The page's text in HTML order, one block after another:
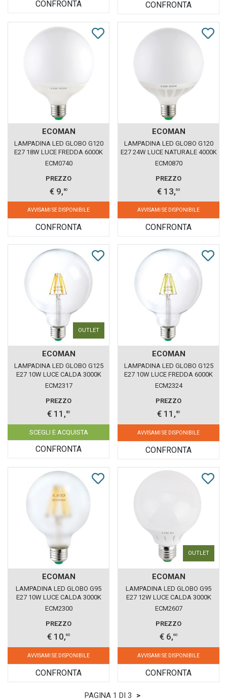
CONFRONTA CONFRONTA
ECOMAN
LAMPADINA LED GLOBO G120
E27 18W LUCE FREDDA 6000K
ECOMAN VETRO GHIACCIO
ECM0740
PREZZO
€ 9, 80
AVVISAMI SE DISPONIBILE
CONFRONTA
ECOMAN
LAMPADINA LED GLOBO G120
E27 24W LUCE NATURALE 4000K
ECOMAN VETRO GHIACCIO
ECM0870
PREZZO
€ 13,60
AVVISAMI SE DISPONIBILE
CONFRONTA
OUTLET
ECOMAN
LAMPADINA LED GLOBO G125
E27 10W LUCE CALDA 3000K
ECOMAN VETRO TRASPARENTE
ECM2317
PREZZO
€ 11, 80
SCEGLI E ACQUISTA
CONFRONTA
ECOMAN
LAMPADINA LED GLOBO G125
E27 10W LUCE FREDDA 6000K
ECOMAN VETRO TRASPARENTE
ECM2324
PREZZO
€ 11, 80
AVVISAMI SE DISPONIBILE
CONFRONTA
ECOMAN
LAMPADINA LED GLOBO G95
E27 10W LUCE CALDA 3000K
ECOMAN VETRO SATINATO
ECM2300
PREZZO
€ 10,60
AVVISAMI SE DISPONIBILE
CONFRONTA
OUTLET
ECOMAN
LAMPADINA LED GLOBO G95
E27 12W LUCE CALDA 3000K
ECOMAN
ECM2607
PREZZO
€ 6,60
AVVISAMI SE DISPONIBILE
CONFRONTA
PAGINA 1 DI 3 >